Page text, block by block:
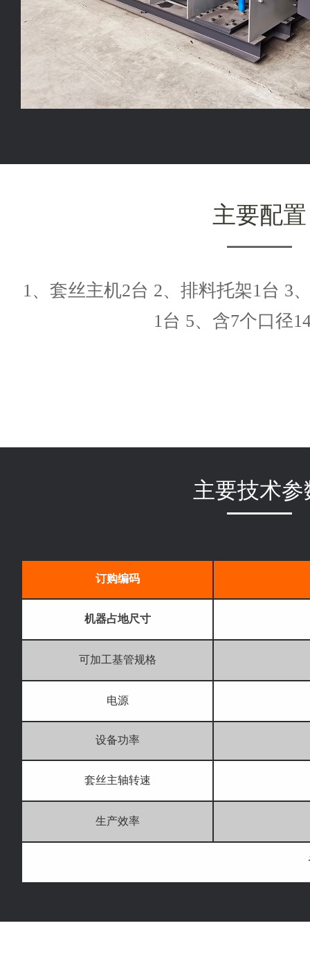
主要配置
1、套丝主机2台 2、排料托架1台 3
1台 5、含7个口径
主要技术参
订购编码
机器占地尺寸
可加工基管规格
电源
设备功率
套丝主轴转速
生产效率